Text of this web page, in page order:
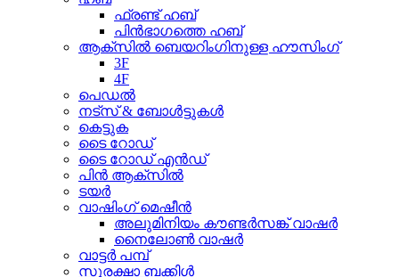
ഫ്രണ്ട് ഹബ്
പിൻഭാഗത്തെ ഹബ്
ആക്സിൽ ബെയറിംഗിനുള്ള ഹൗസിംഗ്
3F
4F
പെഡൽ
നട്സ് & ബോൾട്ടുകൾ
കെട്ടുക
ടൈ റോഡ്
ടൈ റോഡ് എൻഡ്
പിൻ ആക്സിൽ
ടയർ
വാഷിംഗ് മെഷീൻ
അലുമിനിയം കൗണ്ടർസങ്ക് വാഷർ
നൈലോൺ വാഷർ
വാട്ടർ പമ്പ്
സുരക്ഷാ ബക്കിൾ